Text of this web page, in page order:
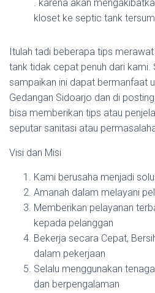
. karena akan
kloset ke septic tank
Itulah tadi beberapa tips
tank tidak cepat penuh dari
sampaikan ini dapat bermanfaat
Gedangan Sidoarjo dan di
bisa memberikan tips atau
seputar sanitasi atau
Visi dan Misi
Kami berusaha menjadi
Amanah dalam melayani
Memberikan pelayanan
kepada pelanggan
Bekerja secara Cepat,
dalam pekerjaan
Selalu menggunakan
dan berpengalaman